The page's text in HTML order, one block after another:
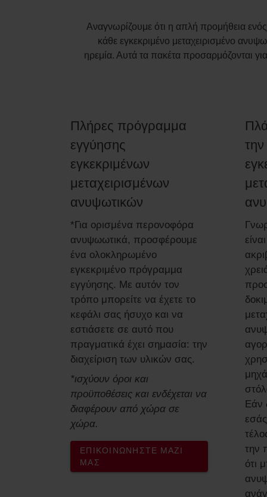
Αναγνωρίζουμε ότι η απλή προμήθεια
κάθε εγκεκριμένο μεταχειρισμένο
ηρεμία. Αυτά τα πακέτα προσαρμόζονται
Πλήρες πρόγραμμα
εγγύησης
εγκεκριμένων
μεταχειρισμένων
ανυψωτικών
*Για ορισμένα περονοφόρα
ανυψωωτικά, προσφέρουμε
ένα ολοκληρωμένο
εγκεκριμένο πρόγραμμα
εγγύησης. Με αυτόν τον
τρόπο μπορείτε να έχετε το
κεφάλι σας ήσυχο και να
εστιάσετε σε αυτό που
πραγματικά έχει σημασία: την
διαχείριση των υλικών σας.
*ισχύουν όροι και
προϋποθέσεις και ενδέχεται να
διαφέρουν από χώρα σε
χώρα.
ΕΠΙΚΟΙΝΩΝΉΣΤΕ ΜΑΖΊ
ΜΑΣ
Εάν
την
ότι